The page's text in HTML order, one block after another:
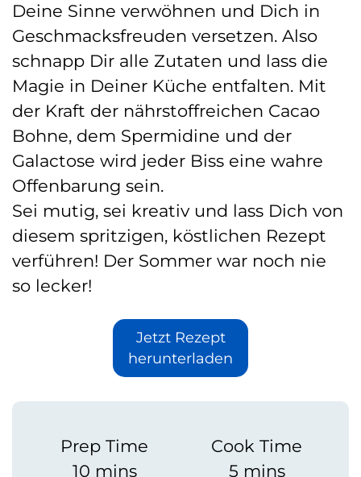
Deine Sinne verwöhnen und Dich in
Geschmacksfreuden versetzen. Also
schnapp Dir alle Zutaten und lass die
Magie in Deiner Küche entfalten. Mit
der Kraft der nährstoffreichen Cacao
Bohne, dem Spermidine und der
Galactose wird jeder Biss eine wahre
Offenbarung sein.
Sei mutig, sei kreativ und lass Dich von
diesem spritzigen, köstlichen Rezept
verführen! Der Sommer war noch nie
so lecker!
Jetzt Rezept
herunterladen
Prep Time
10 mins
Cook Time
5 mins